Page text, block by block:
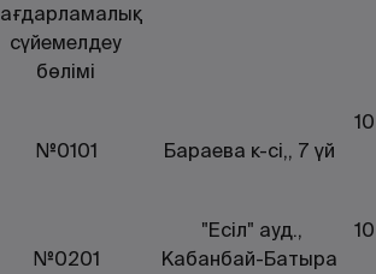
сүйемелдеу
бөлімі
№0101 Бараева к-сі,, 7 үй
№0201
"Есіл" ауд.,
Кабанбай-Батыра